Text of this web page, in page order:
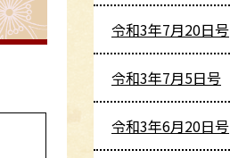
令和3年7月20日号
令和3年7月5日号
令和3年6月20日号